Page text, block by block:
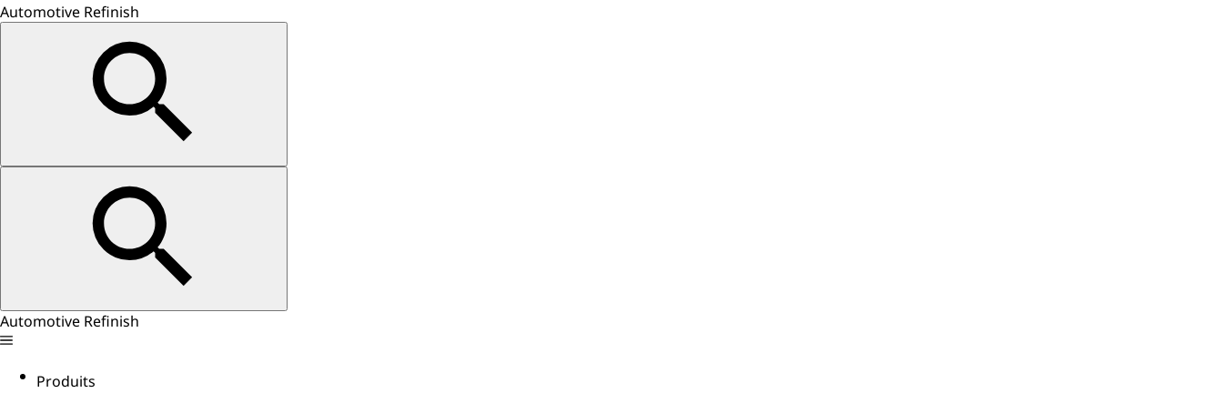
Automotive Refinish
Automotive Refinish
Produits